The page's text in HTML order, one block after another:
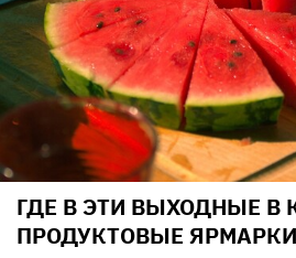
ГДЕ В ЭТИ ВЫХОДНЫЕ В
ПРОДУКТОВЫЕ